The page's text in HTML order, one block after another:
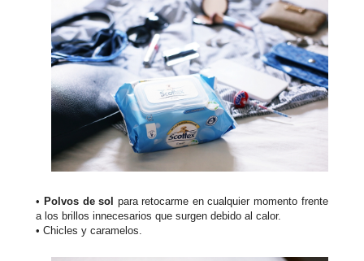
• Polvos de sol para retocarme en cualquier momento frente
a los brillos innecesarios que surgen debido al calor.
• Chicles y caramelos.